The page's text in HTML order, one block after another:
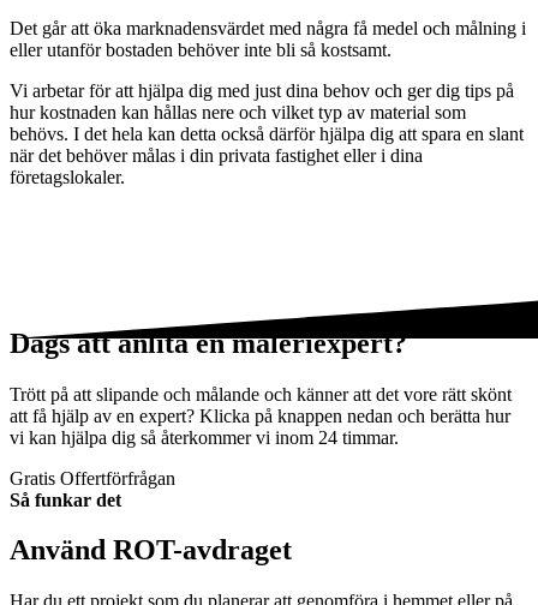
Det går att öka marknadensvärdet med några få medel och målning i
eller utanför bostaden behöver inte bli så kostsamt.
Vi arbetar för att hjälpa dig med just dina behov och ger dig tips på
hur kostnaden kan hållas nere och vilket typ av material som
behövs. I det hela kan detta också därför hjälpa dig att spara en slant
när det behöver målas i din privata fastighet eller i dina
företagslokaler.
Dags att anlita en måleriexpert?
Trött på att slipande och målande och känner att det vore rätt skönt
att få hjälp av en expert? Klicka på knappen nedan och berätta hur
vi kan hjälpa dig så återkommer vi inom 24 timmar.
Gratis Offertförfrågan
Så funkar det
Använd ROT-avdraget
Har du ett projekt som du planerar att genomföra i hemmet eller på